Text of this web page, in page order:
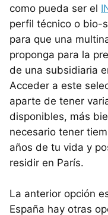
como pueda ser el
perfil técnico o bio-
para que una
proponga para la
de una subsidiaria
Acceder a este
aparte de tener
disponibles, más
necesario tener
años de tu vida y
residir en París.
La anterior opción
España hay otras